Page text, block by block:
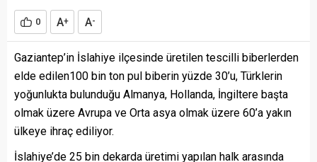
0 A+ A-
Gaziantep’in İslahiye ilçesinde üretilen tescilli biberlerden
elde edilen100 bin ton pul biberin yüzde 30’u, Türklerin
yoğunlukta bulunduğu Almanya, Hollanda, İngiltere başta
olmak üzere Avrupa ve Orta asya olmak üzere 60’a yakın
ülkeye ihraç ediliyor.
İslahiye’de 25 bin dekarda üretimi yapılan halk arasında